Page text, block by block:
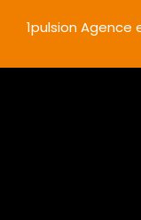
1pulsion